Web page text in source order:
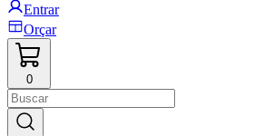
Entrar
Orçar
0